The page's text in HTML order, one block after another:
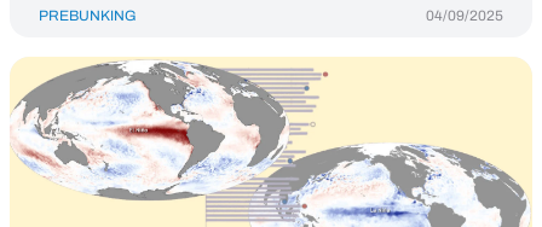
PREBUNKING 04/09/2025